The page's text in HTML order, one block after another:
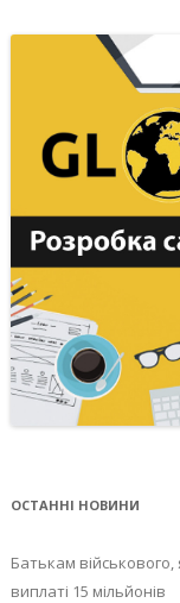
ОСТАННІ НОВИНИ
Батькам військового,
виплаті 15 мільйонів